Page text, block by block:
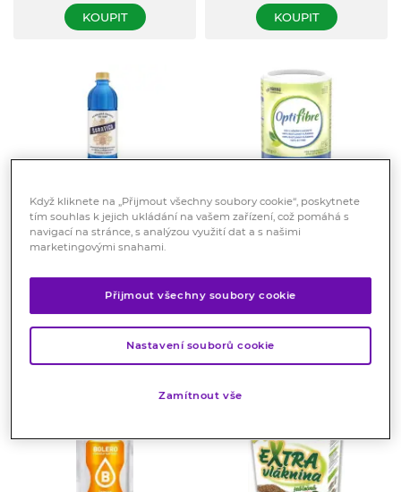
KOUPIT KOUPIT
Šaratica přírodní
minerální voda
neperlivá 500 ml
Přírodní minerální voda z
výtěžku přírodního léčivého
29Kč
KOUPIT
Nestlé OptiFibre 100%
rostlinná vláknina 250 g
guarová guma určená k
dietnímu postupu při zácpě
nebo průjmu.
Skladem > 10 ks
429Kč
KOUPIT
Když kliknete na „Přijmout všechny soubory cookie“, poskytnete
tím souhlas k jejich ukládání na vašem zařízení, což pomáhá s
navigací na stránce, s analýzou využití dat a s našimi
marketingovými snahami.
Přijmout všechny soubory cookie
Nastavení souborů cookie
Zamítnout vše